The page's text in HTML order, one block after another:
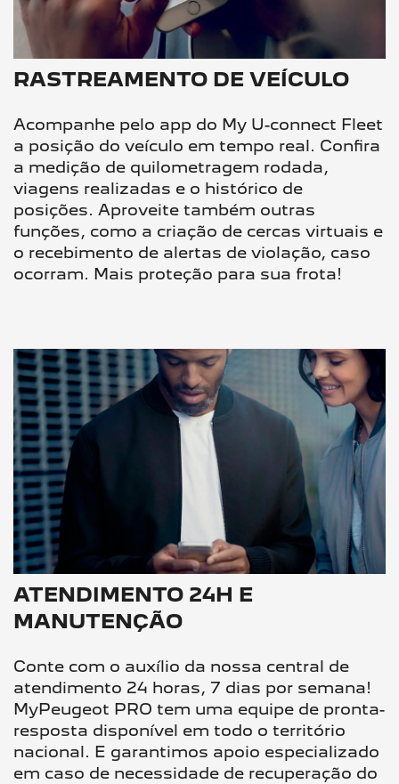
RASTREAMENTO DE VEÍCULO
Acompanhe pelo app do My U-connect Fleet
a posição do veículo em tempo real. Confira
a medição de quilometragem rodada,
viagens realizadas e o histórico de
posições. Aproveite também outras
funções, como a criação de cercas virtuais e
o recebimento de alertas de violação, caso
ocorram. Mais proteção para sua frota!
ATENDIMENTO 24H E
MANUTENÇÃO
Conte com o auxílio da nossa central de
atendimento 24 horas, 7 dias por semana!
MyPeugeot PRO tem uma equipe de pronta-
resposta disponível em todo o território
nacional. E garantimos apoio especializado
em caso de necessidade de recuperação do